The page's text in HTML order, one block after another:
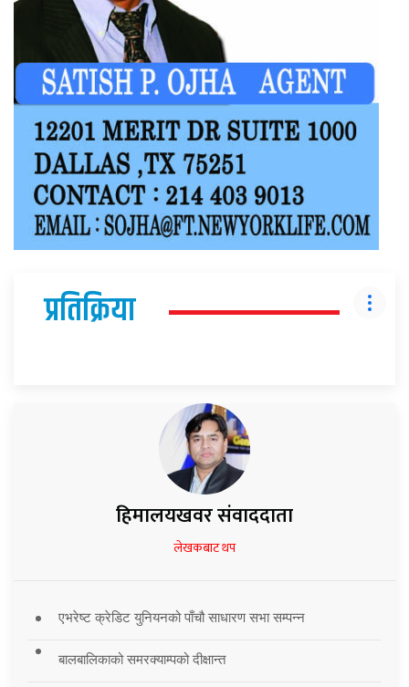
प्रतिक्रिया
हिमालयखवर संवाददाता
लेखकबाट थप
एभरेष्ट क्रेडिट युनियनको पाँचौ साधारण सभा सम्पन्न
बालबालिकाको समरक्याम्पको दीक्षान्त